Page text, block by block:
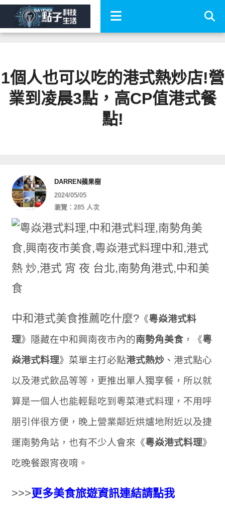
1個人也可以吃的港式熱炒店!營
業到凌晨3點，高CP值港式餐
點!
DARREN蘋果樹
2024/05/05
瀏覽：285 人次
中和港式美食推薦吃什麼?《粵焱港式料
理》隱藏在中和興南夜市內的南勢角美食，《粵
焱港式料理》菜單主打必點港式熱炒、港式點心
以及港式飲品等等，更推出單人獨享餐，所以就
算是一個人也能輕鬆吃到粵菜港式料理，不用呼
朋引伴很方便，晚上營業鄰近烘爐地附近以及捷
運南勢角站，也有不少人會來《粵焱港式料理》
吃晚餐跟宵夜唷。
>>>更多美食旅遊資訊連結請點我